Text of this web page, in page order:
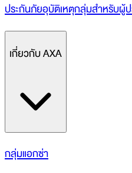
ประกันภัยอุบัติเหตุกลุ่มสำหรับผู้
เกี่ยวกับ AXA
กลุ่มแอกซ่า